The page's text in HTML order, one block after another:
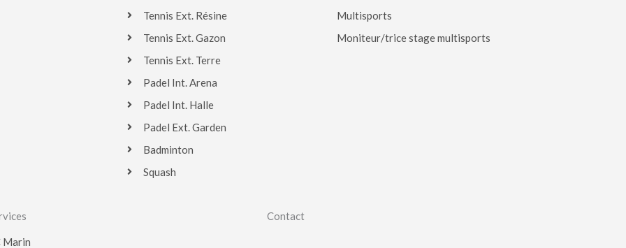
Tennis Ext. Résine
Tennis Ext. Gazon
Tennis Ext. Terre
Padel Int. Arena
Padel Int. Halle
Padel Ext. Garden
Badminton
Squash
Multisports
Moniteur/trice stage multisports
Marin
Contact